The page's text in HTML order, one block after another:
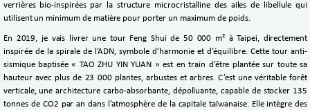
verrières bio-inspirées par la structure microcristalline des ailes de libellule qui
utilisent un minimum de matière pour porter un maximum de poids.
En 2019, je vais livrer une tour Feng Shui de 50 000 m² à Taipei, directement
inspirée de la spirale de l’ADN, symbole d’harmonie et d’équilibre. Cette tour anti-
sismique baptisée « TAO ZHU YIN YUAN » est en train d’être plantée sur toute sa
hauteur avec plus de 23 000 plantes, arbustes et arbres. C’est une véritable forêt
verticale, une architecture carbo-absorbante, dépolluante, capable de stocker 135
tonnes de CO2 par an dans l’atmosphère de la capitale taïwanaise. Elle intègre des